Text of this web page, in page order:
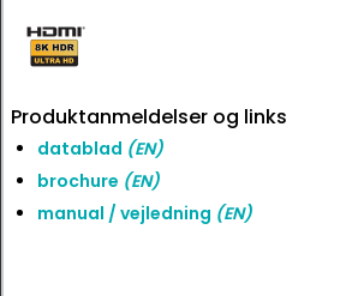
Produktanmeldelser og links
datablad (EN)
brochure (EN)
manual / vejledning (EN)